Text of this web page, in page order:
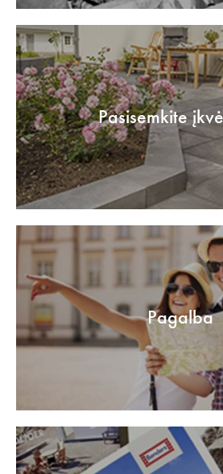
Pasisemkite
Pagalba